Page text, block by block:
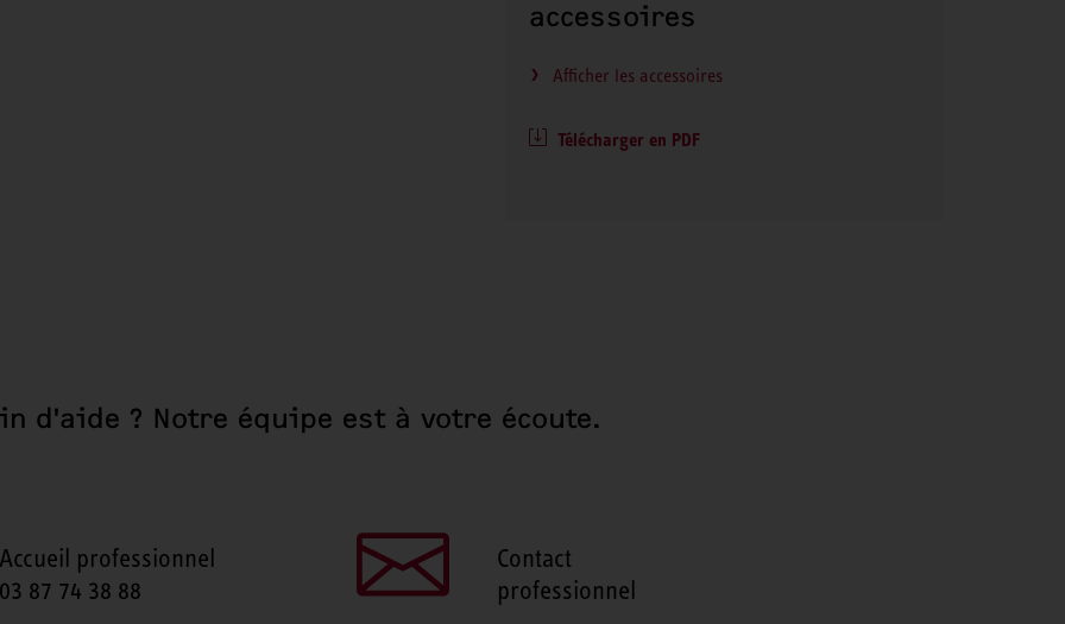
accessoires
Afficher les accessoires
Télécharger en PDF
d'aide ? Notre équipe est à votre écoute.
professionnel
87 74 38 88
Contact
professionnel